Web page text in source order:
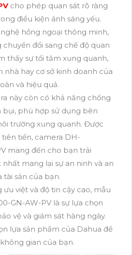
cho phép quan sát rõ ràng
điều kiện ánh sáng yếu.
hồng ngoại thông minh,
đổi sang chế độ quan
thấy sự tối tăm xung quanh,
nhà hay cơ sở kinh doanh của
và hiệu quả.
này còn có khả năng chống
bụi, phù hợp sử dụng bên
trường xung quanh. Được
tiến, camera DH-
mang đến cho bạn trải
mang lại sự an ninh và an
sản của bạn.
việt và độ tin cậy cao, mẫu
GN-AW-PV là sự lựa chọn
vệ và giám sát hàng ngày.
lựa sản phẩm của Dahua để
gian của bạn.